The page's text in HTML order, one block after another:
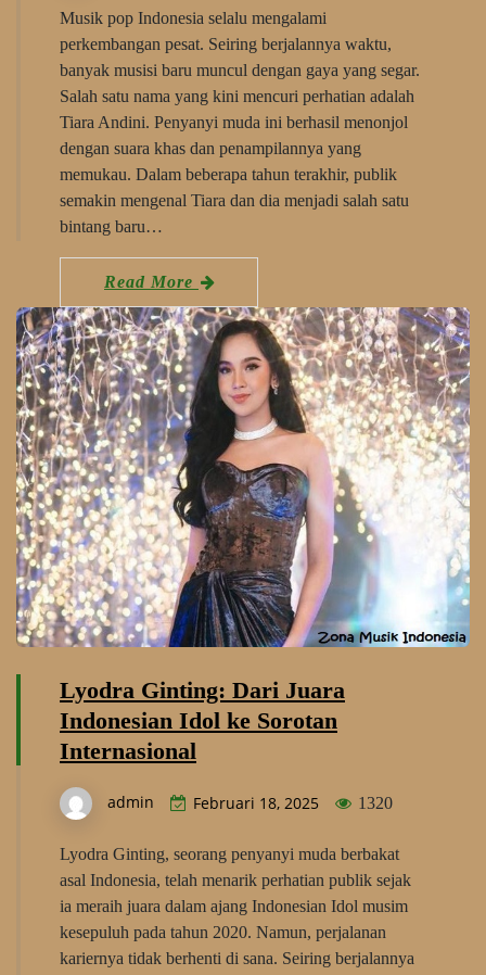
Musik pop Indonesia selalu mengalami
perkembangan pesat. Seiring berjalannya waktu,
banyak musisi baru muncul dengan gaya yang segar.
Salah satu nama yang kini mencuri perhatian adalah
Tiara Andini. Penyanyi muda ini berhasil menonjol
dengan suara khas dan penampilannya yang
memukau. Dalam beberapa tahun terakhir, publik
semakin mengenal Tiara dan dia menjadi salah satu
bintang baru…
Read More
Lyodra Ginting: Dari Juara
Indonesian Idol ke Sorotan
Internasional
admin Februari 18, 2025 1320
Lyodra Ginting, seorang penyanyi muda berbakat
asal Indonesia, telah menarik perhatian publik sejak
ia meraih juara dalam ajang Indonesian Idol musim
kesepuluh pada tahun 2020. Namun, perjalanan
kariernya tidak berhenti di sana. Seiring berjalannya